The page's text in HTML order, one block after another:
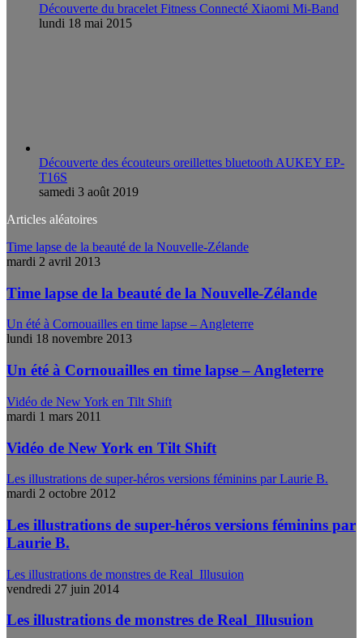
Découverte du bracelet Fitness Connecté Xiaomi Mi-Band
lundi 18 mai 2015
Découverte des écouteurs oreillettes bluetooth AUKEY EP-
T16S
samedi 3 août 2019
Articles aléatoires
Time lapse de la beauté de la Nouvelle-Zélande
mardi 2 avril 2013
Time lapse de la beauté de la Nouvelle-Zélande
Un été à Cornouailles en time lapse – Angleterre
lundi 18 novembre 2013
Un été à Cornouailles en time lapse – Angleterre
Vidéo de New York en Tilt Shift
mardi 1 mars 2011
Vidéo de New York en Tilt Shift
Les illustrations de super-héros versions féminins par Laurie B.
mardi 2 octobre 2012
Les illustrations de super-héros versions féminins par
Laurie B.
Les illustrations de monstres de Real_Illusuion
vendredi 27 juin 2014
Les illustrations de monstres de Real_Illusuion